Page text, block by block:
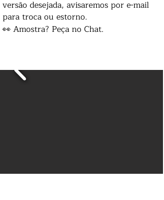
versão desejada, avisaremos por e-mail
para troca ou estorno.
👀 Amostra? Peça no Chat.